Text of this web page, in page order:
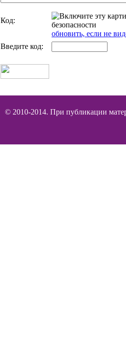
Код:
обновить, если не
Введите код:
© 2010-2014. При публикации